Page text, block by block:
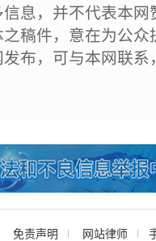
息，并不代表本
稿件，意在为公
布，可与本网联
免责声明 网站律师